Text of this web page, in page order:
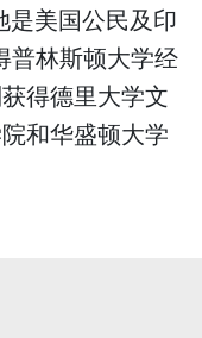
美国公民及印
林斯顿大学经
得德里大学文
和华盛顿大学